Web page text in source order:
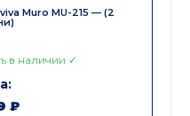
Muro MU-215 — (2
в наличии ✓
₽